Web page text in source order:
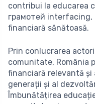
contribui la educarea
грамотей
financiară sănătoasă.
Prin conlucrarea
comunitate, România
financiară relevantă
generații și al
Îmbunătățirea